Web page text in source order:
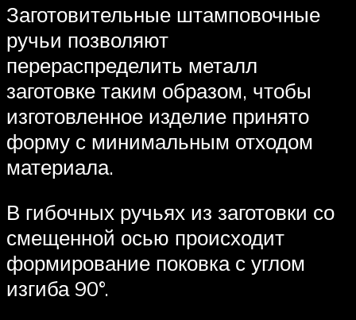
Заготовительные штамповочные
ручьи позволяют
перераспределить металл
заготовке таким образом, чтобы
изготовленное изделие принято
форму с минимальным отходом
материала.
В гибочных ручьях из заготовки со
смещенной осью происходит
формирование поковка с углом
изгиба 90°.